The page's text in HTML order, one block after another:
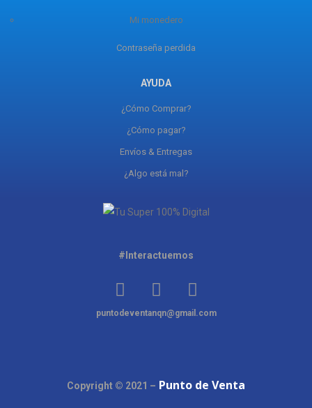
Mi monedero
Contraseña perdida
AYUDA
¿Cómo Comprar?
¿Cómo pagar?
Envíos & Entregas
¿Algo está mal?
#Interactuemos
puntodeventanqn@gmail.com
Copyright © 2021 – Punto de Venta